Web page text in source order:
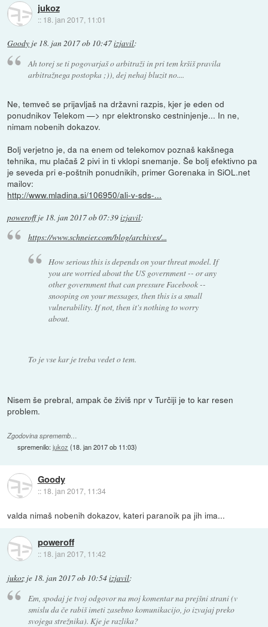
jukoz
:: 18. jan 2017, 11:01
Goody je 18. jan 2017 ob 10:47izjavil:
Ah torej se ti pogovarjaš o arbitraži in pri tem kršiš pravila
arbitražnega postopka ;)), dej nehaj bluzit no....
Ne, temveč se prijavljaš na državni razpis, kjer je eden od
ponudnikov Telekom —> npr elektronsko cestninjenje... In ne,
nimam nobenih dokazov.
Bolj verjetno je, da na enem od telekomov poznaš kakšnega
tehnika, mu plačaš 2 pivi in ti vklopi snemanje. Še bolj efektivno pa
je seveda pri e-poštnih ponudnikih, primer Gorenaka in SiOL.net
mailov:
http://www.mladina.si/106950/ali-v-sds-...
poweroffje 18. jan 2017 ob 07:39izjavil:
https://www.schneier.com/blog/archives/...
How serious this is depends on your threat model. If
you are worried about the US government -- or any
other government that can pressure Facebook --
snooping on your messages, then this is a small
vulnerability. If not, then it's nothing to worry
about.
To je vse kar je treba vedet o tem.
Nisem še prebral, ampak če živiš npr v Turčiji je to kar resen
problem.
Zgodovina sprememb…
spremenilo:jukoz (18. jan 2017 ob 11:03)
Goody
:: 18. jan 2017, 11:34
valda nimaš nobenih dokazov, kateri paranoik pa jih ima...
poweroff
:: 18. jan 2017, 11:42
jukoz je 18. jan 2017 ob 10:54izjavil:
Em, spodaj je tvoj odgovor na moj komentar na prejšni strani (v
smislu da če rabiš imeti zasebno komunikacijo, jo izvajaj preko
svojega strežnika). Kje je razlika?